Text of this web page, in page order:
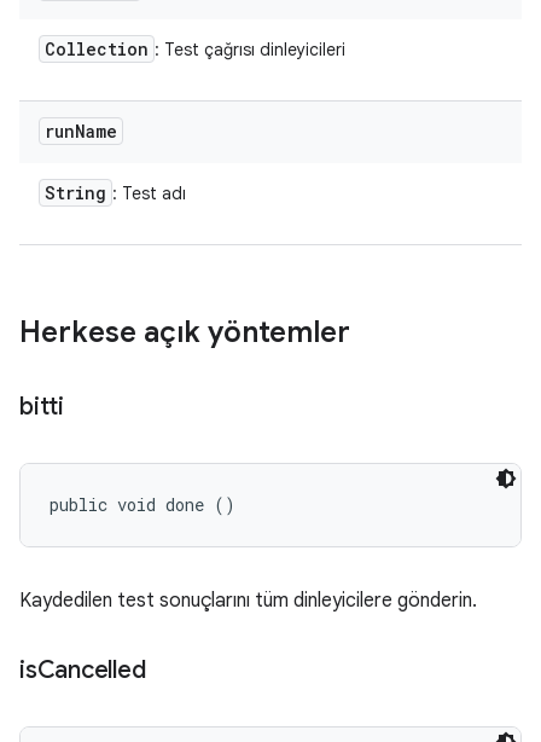
Collection : Test çağrısı dinleyicileri
runName
String : Test adı
Herkese açık yöntemler
bitti
public void done ()
Kaydedilen test sonuçlarını tüm dinleyicilere gönderin.
isCancelled